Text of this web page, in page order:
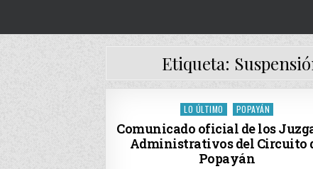
Etiqueta:
Posted
in
LO ÚLTIMO POPAYÁN
Comunicado oficial de los
Administrativos del Circuito
Popayán